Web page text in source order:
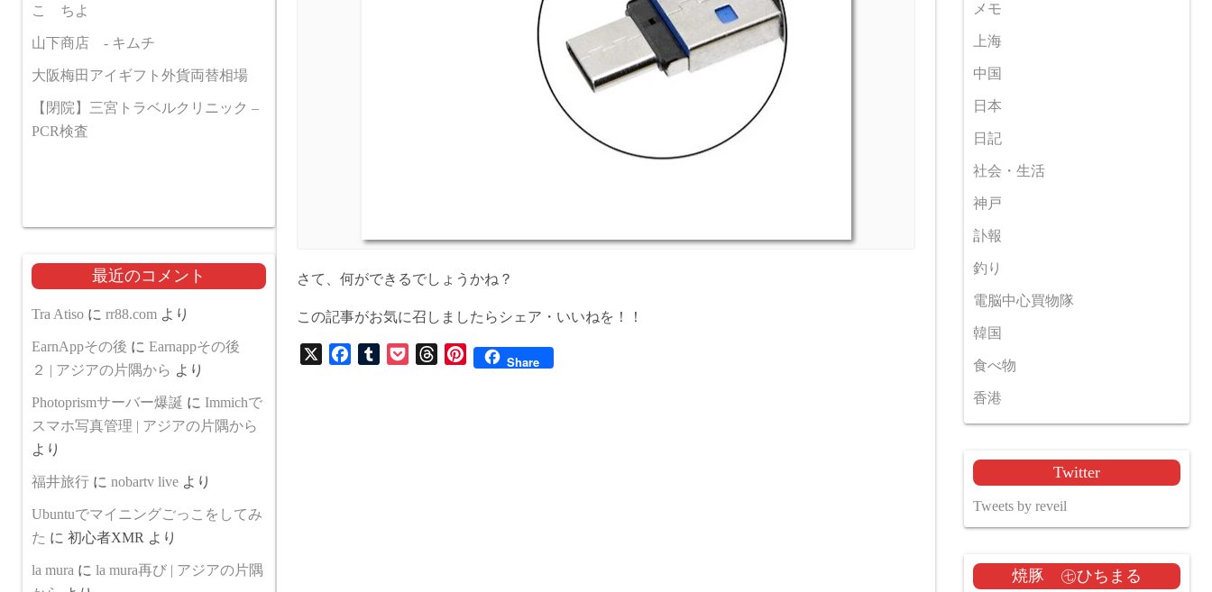
さて、何ができるでしょうかね？
この記事がお気に召しましたらシェア・いいねを！！
X
P
Share
こゝちよ
山下商店 - キムチ
大阪梅田アイギフト外貨両替相場
【閉院】三宮トラベルクリニック –
PCR検査
最近のコメント
Tra Atiso に rr88.com より
EarnAppその後 に Earnappその後
２ | アジアの片隅から より
Photoprismサーバー爆誕 に Immichで
スマホ写真管理 | アジアの片隅から
より
福井旅行 に nobartv live より
Ubuntuでマイニングごっこをしてみ
た に 初心者XMR より
la mura に la mura再び | アジアの片隅
メモ
上海
中国
日本
日記
社会・生活
神戸
訃報
釣り
電脳中心買物隊
韓国
食べ物
香港
Twitter
Tweets by reveil
焼豚 ㊆ひちまる